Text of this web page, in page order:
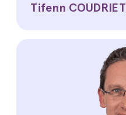
Tifenn COUDRIET